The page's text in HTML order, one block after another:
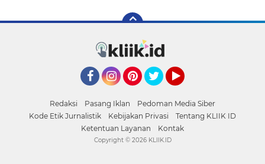
Redaksi Pasang Iklan
Pedoman Media Siber
Kode Etik Jurnalistik
Kebijakan Privasi
Tentang KLIIK ID
Ketentuan Layanan
Kontak
Copyright © 2026 KLIIK.ID